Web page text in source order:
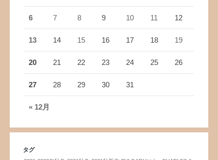
« 12月
6 7 8 9 10 11 12
13 14 15 16 17 18 19
20 21 22 23 24 25 26
27 28 29 30 31
タグ